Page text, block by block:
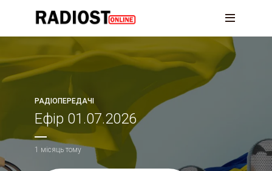
РАДІОПЕРЕДАЧІ
Ефір 01.07.2026
1 місяць тому